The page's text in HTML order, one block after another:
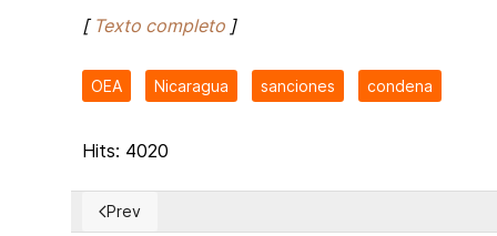
[ Texto completo ]
OEA Nicaragua sanciones condena
Hits: 4020
Previous article: Macron: «Debemos pasar de una
Prev